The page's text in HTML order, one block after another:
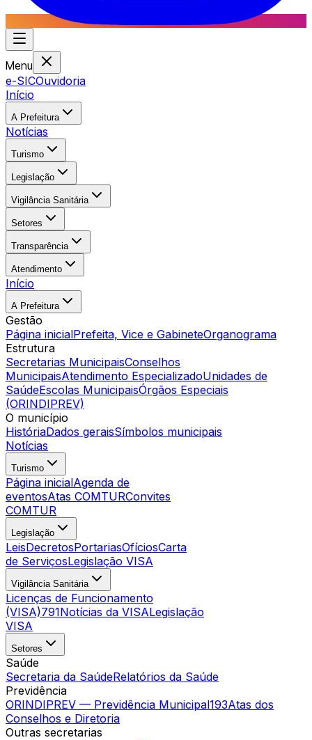
Menu
e-SICOuvidoria
Início
A Prefeitura
Notícias
Turismo
Legislação
Vigilância Sanitária
Setores
Transparência
Atendimento
Início
A Prefeitura
Gestão
Página inicialPrefeita, Vice e GabineteOrganograma
Estrutura
Secretarias MunicipaisConselhos
MunicipaisAtendimento EspecializadoUnidades de
SaúdeEscolas MunicipaisÓrgãos Especiais
(ORINDIPREV)
O município
HistóriaDados geraisSímbolos municipais
Notícias
Turismo
Página inicialAgenda de
eventosAtas COMTURConvites
COMTUR
Legislação
LeisDecretosPortariasOfíciosCarta
de ServiçosLegislação VISA
Vigilância Sanitária
Licenças de Funcionamento
(VISA)791Notícias da VISALegislação
VISA
Setores
Saúde
Secretaria da SaúdeRelatórios da Saúde
Previdência
ORINDIPREV — Previdência Municipal193Atas dos
Conselhos e Diretoria
Outras secretarias